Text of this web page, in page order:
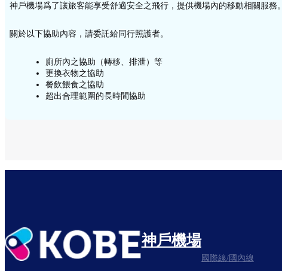
神戶機場爲了讓旅客能享受舒適安全之飛行，提供機場內的移動相關服務。
關於以下協助內容，請委託給同行照護者。
廁所內之協助（轉移、排泄）等
更換衣物之協助
餐飲餵食之協助
超出合理範圍的長時間協助
神戶機場
國際線/國內線